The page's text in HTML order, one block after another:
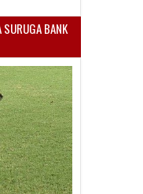
SURUGA BANK